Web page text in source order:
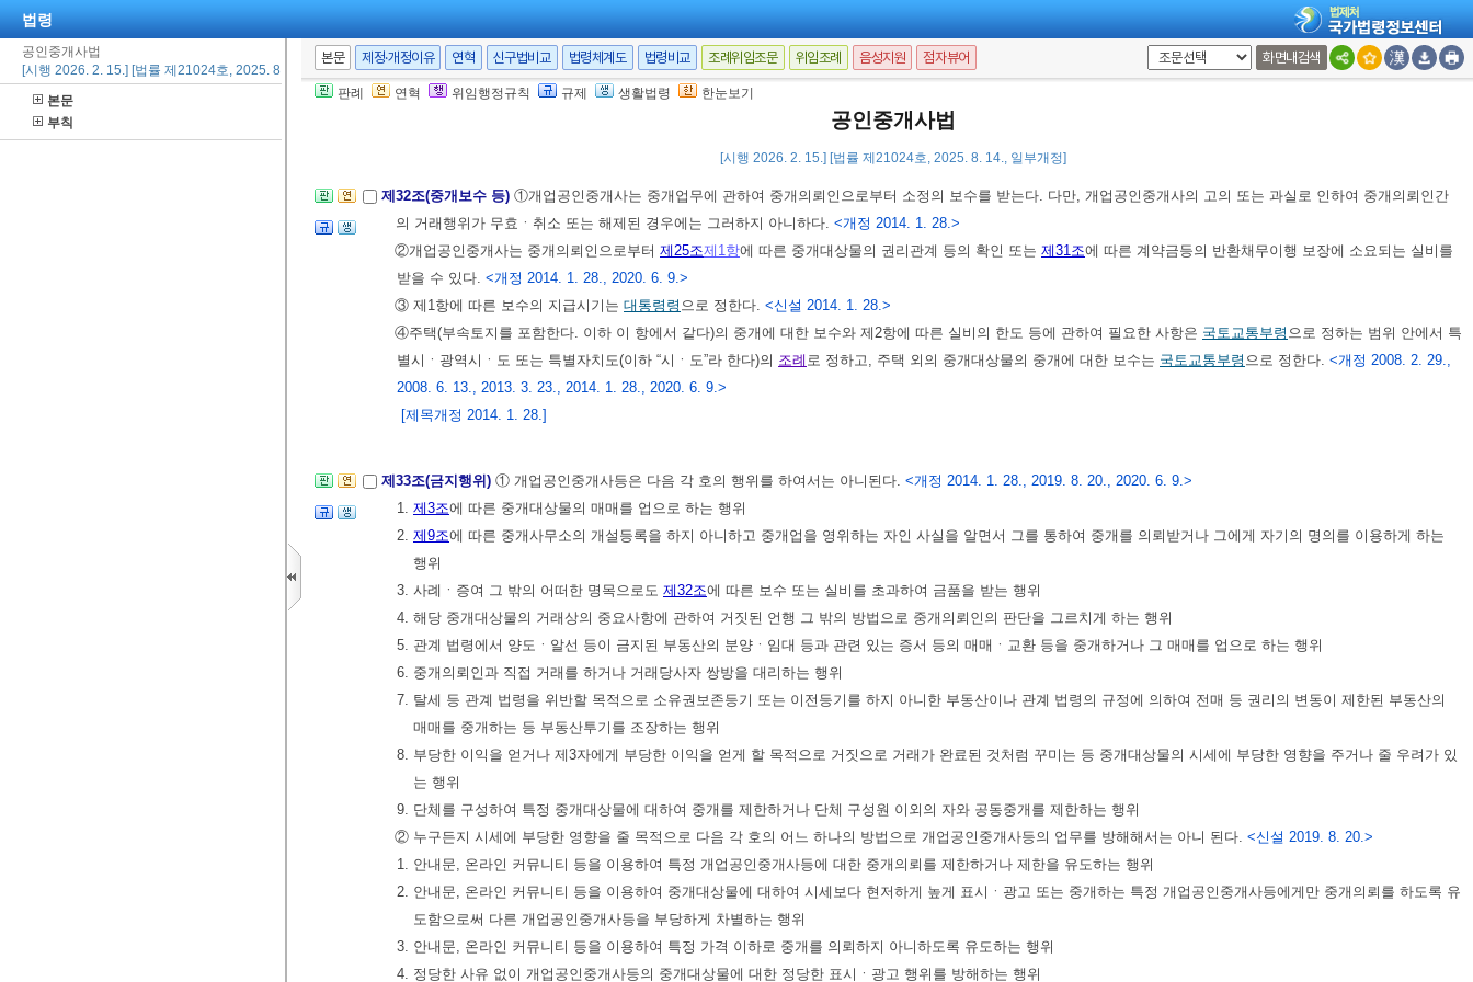
법령
공인중개사법
[시행 2026. 2. 15.] [법률 제21024호, 2025. 8. 14., 일부개정]
본문
부칙
본문 제정·개정이유 연혁 신구법비교 법령체계도 법령비교 조례위임조문 위임조례 음성지원 점자뷰어 화면내검색
판례 연혁 위임행정규칙 규제 생활법령 한눈보기
공인중개사법
[시행 2026. 2. 15.] [법률 제21024호, 2025. 8. 14., 일부개정]
에 따라 공제사업을 하는 자 또는「자
본시장과 금융투자업에 관한 법률」에 따른 신탁업자 등에 예치하도록 거래당사자에게 권고할 수 있다.
<개정 2007. 8. 3., 2014. 1. 28., 2020. 6. 9.>
②제1항에 따라 계약금등을 예치한 경우 매도인ㆍ임대인 등 계약금등을 수령할 수 있는 권리가 있는 자는 해당 계약을 해제한 때에 계약금등의 반환을 보장하는 내용의
금융기관 또는 보증보험회사가 발행하는 보증서를 계약금등의 예치명의자에게 교부하고 계약금등을 미리 수령할 수 있다.
③제1항에 따라 예치한 계약금등의 관리ㆍ인출 및 반환절차 등에 관하여 필요한 사항은대통령령
제32조(중개보수 등) ①개업공인중개사는 중개업무에 관하여 중개의뢰인으로부터 소정의 보수를 받는다. 다만, 개업공인중개사의 고의 또는 과실로 인하여 중개의뢰인간
의 거래행위가 무효ㆍ취소 또는 해제된 경우에는 그러하지 아니하다. <개정 2014. 1. 28.>
②개업공인중개사는 중개의뢰인으로부터 제25조제1항에 따른 중개대상물의 권리관계 등의 확인 또는 제31조에 따른 계약금등의 반환채무이행 보장에 소요되는 실비를
받을 수 있다. <개정 2014. 1. 28., 2020. 6. 9.>
③ 제1항에 따른 보수의 지급시기는 대통령령 으로 정한다. <신설 2014. 1. 28.>
④주택(부속토지를 포함한다. 이하 이 항에서 같다)의 중개에 대한 보수와 제2항에 따른 실비의 한도 등에 관하여 필요한 사항은 국토교통부령 으로 정하는 범위 안에서 특
별시ㆍ광역시ㆍ도 또는 특별자치도(이하 “시ㆍ도”라 한다)의 조례 로 정하고, 주택 외의 중개대상물의 중개에 대한 보수는 국토교통부령 으로 정한다. <개정 2008. 2. 29.,
2008. 6. 13., 2013. 3. 23., 2014. 1. 28., 2020. 6. 9.>
[제목개정 2014. 1. 28.]
제33조(금지행위) ① 개업공인중개사등은 다음 각 호의 행위를 하여서는 아니된다. <개정 2014. 1. 28., 2019. 8. 20., 2020. 6. 9.>
1. 제3조에 따른 중개대상물의 매매를 업으로 하는 행위
2. 제9조에 따른 중개사무소의 개설등록을 하지 아니하고 중개업을 영위하는 자인 사실을 알면서 그를 통하여 중개를 의뢰받거나 그에게 자기의 명의를 이용하게 하는
행위
3. 사례ㆍ증여 그 밖의 어떠한 명목으로도 제32조에 따른 보수 또는 실비를 초과하여 금품을 받는 행위
4. 해당 중개대상물의 거래상의 중요사항에 관하여 거짓된 언행 그 밖의 방법으로 중개의뢰인의 판단을 그르치게 하는 행위
5. 관계 법령에서 양도ㆍ알선 등이 금지된 부동산의 분양ㆍ임대 등과 관련 있는 증서 등의 매매ㆍ교환 등을 중개하거나 그 매매를 업으로 하는 행위
6. 중개의뢰인과 직접 거래를 하거나 거래당사자 쌍방을 대리하는 행위
7. 탈세 등 관계 법령을 위반할 목적으로 소유권보존등기 또는 이전등기를 하지 아니한 부동산이나 관계 법령의 규정에 의하여 전매 등 권리의 변동이 제한된 부동산의
매매를 중개하는 등 부동산투기를 조장하는 행위
8. 부당한 이익을 얻거나 제3자에게 부당한 이익을 얻게 할 목적으로 거짓으로 거래가 완료된 것처럼 꾸미는 등 중개대상물의 시세에 부당한 영향을 주거나 줄 우려가 있
는 행위
9. 단체를 구성하여 특정 중개대상물에 대하여 중개를 제한하거나 단체 구성원 이외의 자와 공동중개를 제한하는 행위
② 누구든지 시세에 부당한 영향을 줄 목적으로 다음 각 호의 어느 하나의 방법으로 개업공인중개사등의 업무를 방해해서는 아니 된다. <신설 2019. 8. 20.>
1. 안내문, 온라인 커뮤니티 등을 이용하여 특정 개업공인중개사등에 대한 중개의뢰를 제한하거나 제한을 유도하는 행위
2. 안내문, 온라인 커뮤니티 등을 이용하여 중개대상물에 대하여 시세보다 현저하게 높게 표시ㆍ광고 또는 중개하는 특정 개업공인중개사등에게만 중개의뢰를 하도록 유
도함으로써 다른 개업공인중개사등을 부당하게 차별하는 행위
3. 안내문, 온라인 커뮤니티 등을 이용하여 특정 가격 이하로 중개를 의뢰하지 아니하도록 유도하는 행위
4. 정당한 사유 없이 개업공인중개사등의 중개대상물에 대한 정당한 표시ㆍ광고 행위를 방해하는 행위